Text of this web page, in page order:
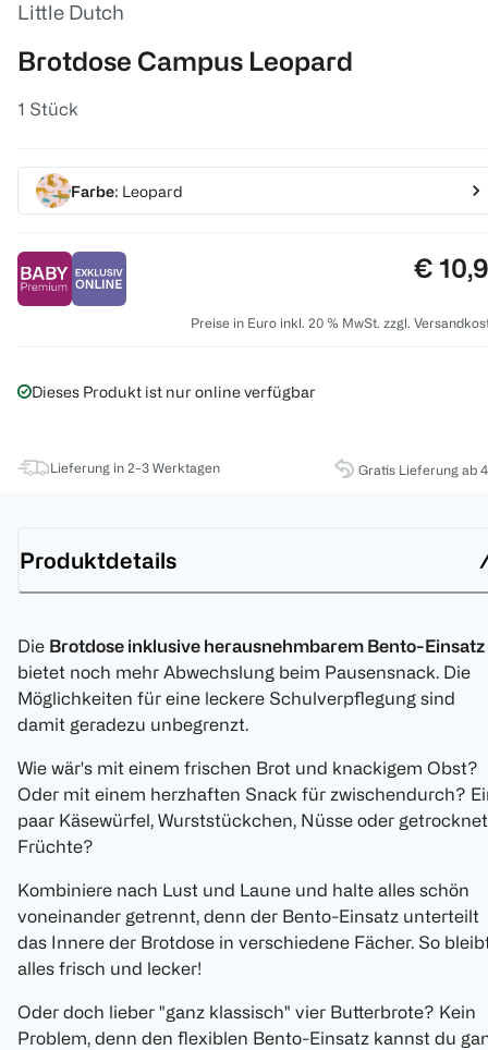
Little Dutch
Brotdose Campus Leopard
1 Stück
Farbe: Leopard
Preis:
€
Preise in Euro inkl. 20 % MwSt. zzgl.
Dieses Produkt ist nur online verfügbar
Lieferung in 2-3 Werktagen Gratis Lieferung ab
Produktdetails
Die Brotdose inklusive herausnehmbarem Bento-Einsatz
bietet noch mehr Abwechslung beim Pausensnack. Die
Möglichkeiten für eine leckere Schulverpflegung sind
damit geradezu unbegrenzt.
Wie wär's mit einem frischen Brot und knackigem Obst?
Oder mit einem herzhaften Snack für zwischendurch?
paar Käsewürfel, Wurststückchen, Nüsse oder
Früchte?
Kombiniere nach Lust und Laune und halte alles schön
voneinander getrennt, denn der Bento-Einsatz unterteilt
das Innere der Brotdose in verschiedene Fächer. So
alles frisch und lecker!
Oder doch lieber "ganz klassisch" vier Butterbrote? Kein
Problem, denn den flexiblen Bento-Einsatz kannst du